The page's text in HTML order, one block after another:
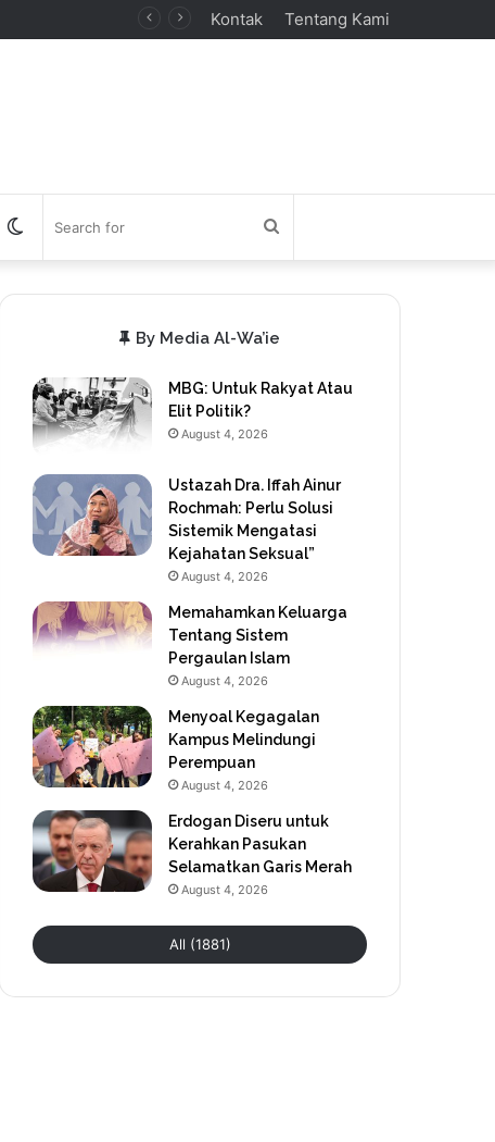
Kontak Tentang Kami
for
Switch
skin
Sidebar
By Media Al-Wa’ie
MBG: Untuk Rakyat Atau
Elit Politik?
August 4, 2026
Ustazah Dra. Iffah Ainur
Rochmah: Perlu Solusi
Sistemik Mengatasi
Kejahatan Seksual”
August 4, 2026
Memahamkan Keluarga
Tentang Sistem
Pergaulan Islam
August 4, 2026
Menyoal Kegagalan
Kampus Melindungi
Perempuan
August 4, 2026
Erdogan Diseru untuk
Kerahkan Pasukan
Selamatkan Garis Merah
August 4, 2026
All (1881)